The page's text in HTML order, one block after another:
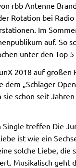
rbb Antenne
Rotation bei
Im
auf. So
unter den Top
2018 auf großen
dem „Schlager
schon seit
treffen Die
ist wie ein
solche Liebe, die
Musikalisch geht